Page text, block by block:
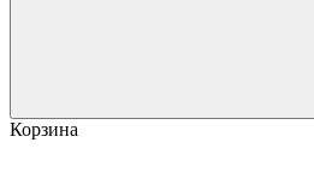
Корзина